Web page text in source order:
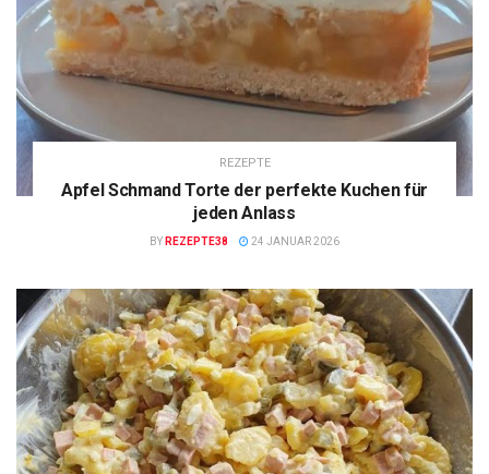
REZEPTE
Apfel Schmand Torte der perfekte Kuchen für
jeden Anlass
BY REZEPTE38 24 JANUAR 2026